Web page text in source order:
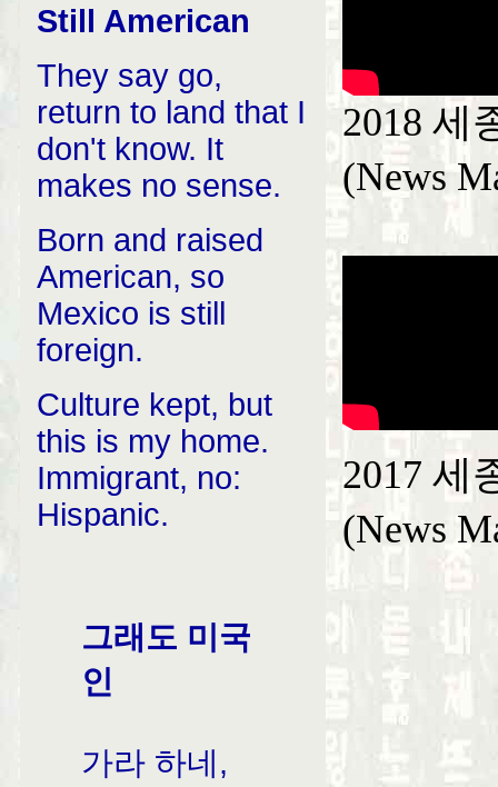
Still American
They say go,
return to land that I
don't know. It
makes no sense.
Born and raised
American, so
Mexico is still
foreign.
Culture kept, but
this is my home.
Immigrant, no:
Hispanic.
그래도 미국
인
가라 하네,
2018 세
(News
2017 세
(News